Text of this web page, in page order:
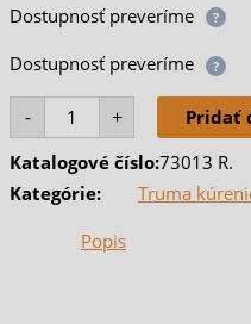
Dostupnosť preveríme ?
Dostupnosť preveríme ?
- +
Pridať
Katalogové číslo:73013 R.
Kategórie:
Truma
Popis